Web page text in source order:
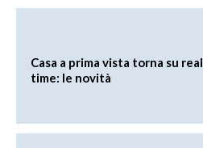
Casa a prima vista torna su real
time: le novità